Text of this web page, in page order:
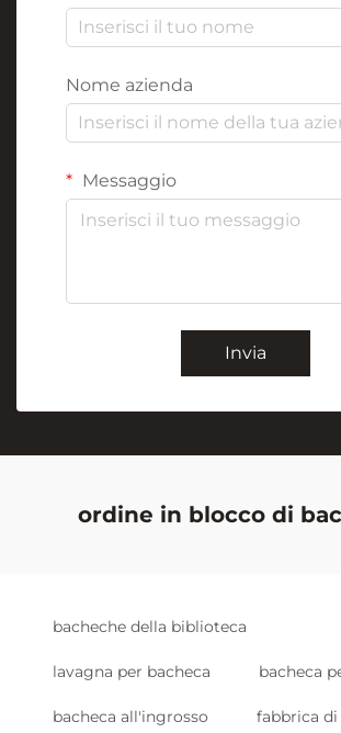
Nome azienda
Messaggio
Invia
ordine in blocco di
bacheche della biblioteca
lavagna per bacheca bacheca
bacheca all'ingrosso fabbrica di